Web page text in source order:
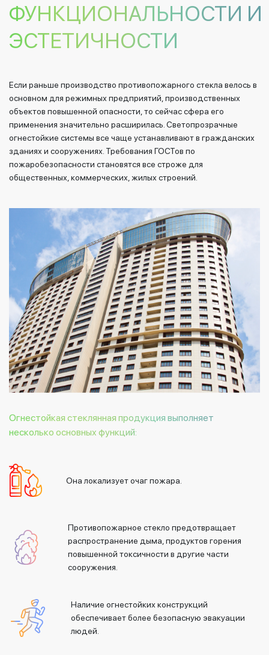
ФУНКЦИОНАЛЬНОСТИ И
ЭСТЕТИЧНОСТИ
Если раньше производство противопожарного стекла велось в
основном для режимных предприятий, производственных
объектов повышенной опасности, то сейчас сфера его
применения значительно расширилась. Светопрозрачные
огнестойкие системы все чаще устанавливают в гражданских
зданиях и сооружениях. Требования ГОСТов по
пожаробезопасности становятся все строже для
общественных, коммерческих, жилых строений.
Огнестойкая стеклянная продукция выполняет
несколько основных функций:
Она локализует очаг пожара.
Противопожарное стекло предотвращает
распространение дыма, продуктов горения
повышенной токсичности в другие части
сооружения.
Наличие огнестойких конструкций
обеспечивает более безопасную эвакуации
людей.